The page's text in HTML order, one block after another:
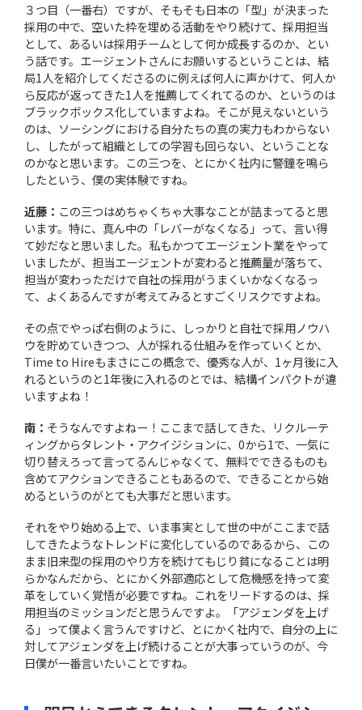
３つ目（一番右）ですが、そもそも日本の「型」が決まった
採用の中で、空いた枠を埋める活動をやり続けて、採用担当
として、あるいは採用チームとして何か成長するのか、とい
う話です。エージェントさんにお願いするということは、結
局1人を紹介してくださるのに例えば何人に声かけて、何人か
ら反応が返ってきた1人を推薦してくれてるのか、というのは
ブラックボックス化していますよね。そこが見えないという
のは、ソーシングにおける自分たちの真の実力もわからない
し、したがって組織としての学習も回らない、ということな
のかなと思います。この三つを、とにかく社内に警鐘を鳴ら
したという、僕の実体験ですね。
近藤： この三つはめちゃくちゃ大事なことが詰まってると思
います。特に、真ん中の「レバーがなくなる」って、言い得
て妙だなと思いました。私もかつてエージェント業をやって
いましたが、担当エージェントが変わると推薦量が落ちて、
担当が変わっただけで自社の採用がうまくいかなくなるっ
て、よくあるんですが考えてみるとすごくリスクですよね。
その点でやっぱ右側のように、しっかりと自社で採用ノウハ
ウを貯めていきつつ、人が採れる仕組みを作っていくとか、
Time to Hireもまさにこの概念で、優秀な人が、1ヶ月後に入
れるというのと1年後に入れるのとでは、結構インパクトが違
いますよね！
南： そうなんですよねー！ここまで話してきた、リクルーテ
ィングからタレント・アクイジションに、0から1で、一気に
切り替えろって言ってるんじゃなくて、無料でできるものも
含めてアクションできることもあるので、できることから始
めるというのがとても大事だと思います。
それをやり始める上で、いま事実として世の中がここまで話
してきたようなトレンドに変化しているのであるから、この
まま旧来型の採用のやり方を続けてもじり貧になることは明
らかなんだから、とにかく外部適応として危機感を持って変
革をしていく覚悟が必要ですね。これをリードするのは、採
用担当のミッションだと思うんですよ。「アジェンダを上げ
る」って僕よく言うんですけど、とにかく社内で、自分の上に
対してアジェンダを上げ続けることが大事っていうのが、今
日僕が一番言いたいことですね。